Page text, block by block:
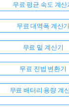
무료 평균 속도 계산
무료 대역폭 계산기
무료 밑 계산기
무료 진법 변환기
무료 배터리 용량 계